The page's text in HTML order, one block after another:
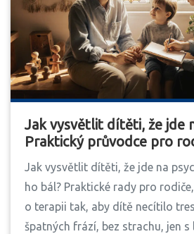
Jak vysvětlit dítěti, že jde
Praktický průvodce pro
Jak vysvětlit dítěti, že jde na
ho bál? Praktické rady pro
o terapii tak, aby dítě necítilo
špatných frází, bez strachu, jen